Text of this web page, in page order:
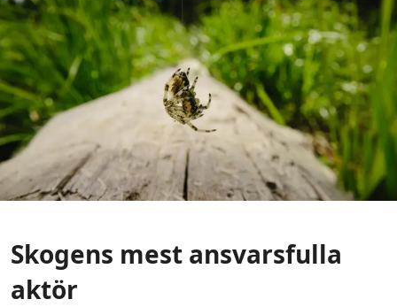
Skogens mest ansvarsfulla
aktör